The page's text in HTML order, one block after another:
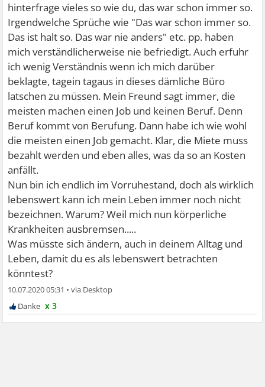
hinterfrage vieles so wie du, das war schon immer so.
Irgendwelche Sprüche wie "Das war schon immer so.
Das ist halt so. Das war nie anders" etc. pp. haben
mich verständlicherweise nie befriedigt. Auch erfuhr
ich wenig Verständnis wenn ich mich darüber
beklagte, tagein tagaus in dieses dämliche Büro
latschen zu müssen. Mein Freund sagt immer, die
meisten machen einen Job und keinen Beruf. Denn
Beruf kommt von Berufung. Dann habe ich wie wohl
die meisten einen Job gemacht. Klar, die Miete muss
bezahlt werden und eben alles, was da so an Kosten
anfällt.
Nun bin ich endlich im Vorruhestand, doch als wirklich
lebenswert kann ich mein Leben immer noch nicht
bezeichnen. Warum? Weil mich nun körperliche
Krankheiten ausbremsen.....
Was müsste sich ändern, auch in deinem Alltag und
Leben, damit du es als lebenswert betrachten
könntest?
10.07.2020 05:31 •
x 3